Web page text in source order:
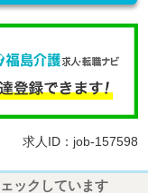
求人ID：job-157598
ックしています